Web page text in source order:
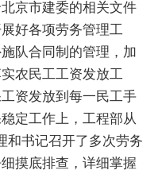
京市建委的相关文件
好各项劳务管理工
队合同制的管理，加
农民工工资发放工
资发放到每一民工手
定工作上，工程部从
和书记召开了多次劳务
摸底排查，详细掌握